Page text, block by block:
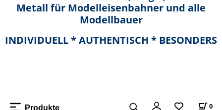
Metall für Modelleisenbahner und alle
Modellbauer
INDIVIDUELL * AUTHENTISCH * BESONDERS
Produkte 0